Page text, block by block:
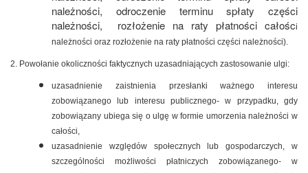
należności, odroczenie terminu spłaty części
należności, rozłożenie na raty płatności całości
należności oraz rozłożenie na raty płatności części należności).
2. Powołanie okoliczności faktycznych uzasadniających zastosowanie ulgi:
uzasadnienie zaistnienia przesłanki ważnego interesu
zobowiązanego lub interesu publicznego- w przypadku, gdy
zobowiązany ubiega się o ulgę w formie umorzenia należności w
całości,
uzasadnienie względów społecznych lub gospodarczych, w
szczególności możliwości płatniczych zobowiązanego- w